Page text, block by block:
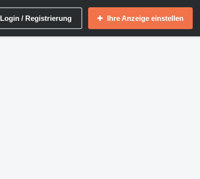
Login / Registrierung Ihre Anzeige einstellen